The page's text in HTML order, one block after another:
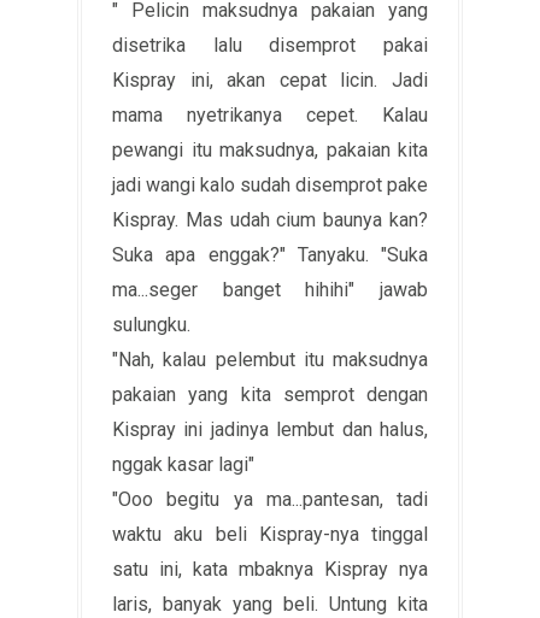
" Pelicin maksudnya pakaian yang
disetrika lalu disemprot pakai
Kispray ini, akan cepat licin. Jadi
mama nyetrikanya cepet. Kalau
pewangi itu maksudnya, pakaian kita
jadi wangi kalo sudah disemprot pake
Kispray. Mas udah cium baunya kan?
Suka apa enggak?" Tanyaku. "Suka
ma...seger banget hihihi" jawab
sulungku.
"Nah, kalau pelembut itu maksudnya
pakaian yang kita semprot dengan
Kispray ini jadinya lembut dan halus,
nggak kasar lagi"
"Ooo begitu ya ma...pantesan, tadi
waktu aku beli Kispray-nya tinggal
satu ini, kata mbaknya Kispray nya
laris, banyak yang beli. Untung kita